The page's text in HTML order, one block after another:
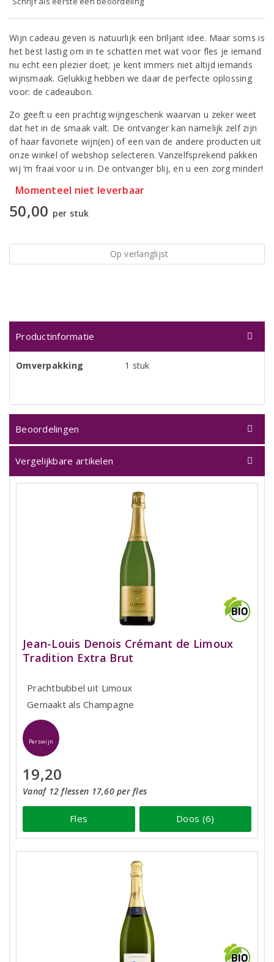
Wijn cadeau geven is natuurlijk een briljant idee. Maar soms is
het best lastig om in te schatten met wat voor fles je iemand
nu echt een plezier doet; je kent immers niet altijd iemands
wijnsmaak. Gelukkig hebben we daar de perfecte oplossing
voor: de cadeaubon.
Zo geeft u een prachtig wijngeschenk waarvan u zeker weet
dat het in de smaak valt. De ontvanger kan namelijk zelf zijn
of haar favoriete wijn(en) of een van de andere producten uit
onze winkel of webshop selecteren. Vanzelfsprekend pakken
wij ‘m fraai voor u in. De ontvanger blij, en u een zorg minder!
Momenteel niet leverbaar
50,00 per stuk
Op verlanglijst
Productinformatie
Omverpakking 1 stuk
Beoordelingen
Vergelijkbare artikelen
Jean-Louis Denois Crémant de Limoux
Tradition Extra Brut
Prachtbubbel uit Limoux
Gemaakt als Champagne
Perswijn
19,20
Vanaf 12 flessen 17,60 per fles
Fles Doos (6)